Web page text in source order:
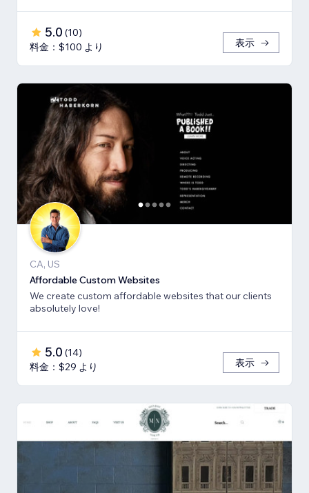
5.0 (10)
料金：$100 より
表示
CA, US
Affordable Custom Websites
We create custom affordable websites that our clients
absolutely love!
5.0 (14)
料金：$29 より
表示